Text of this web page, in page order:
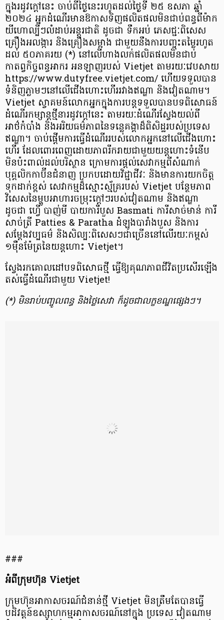
​ក្នុង​រដូវក្តៅ​​នេះ ចាប់ពី​ថ្ងៃនេះ​រហូតដល់​ថ្ងៃទី ២៥ ឧសភា ឆ្នាំ
២០២៤ អ្នកដំណើរ​មានឱកាស​ទិញ​ផលិត​ផលមិន​ជាប់​​ពន្ធ​ពី​ម៉ាក
យីហោ​​ល្បីៗ​លំដាប់​អន្តរជាតិ ​ដូចជា ទឹកអប់ ភេសជ្ជៈ​ពិសេស
គ្រឿងអលង្ការ និង​គ្រឿងសម្អាង ជាមួយនឹង​ការបញ្ចុះ​តម្លៃ​រហូត
ដល់ ៥០ភាគរយ (*) នៅលើ​ហាងលក់​ផលិតផល​មិន​ជាប់​
កាតព្វកិច្ច​ពន្ធ​អាករ អន​ឡាញរ​បស់ Vietjet​ ​តាម​រយៈ​វេបសាយ​
https://www.dutyfree.vietjet.com/ ហើយ​ទទួលបាន​
ទំនិញ​ភ្លាមៗ​នៅលើ​ជើងហោះហើរ​រវាង​ឥណ្ឌា និង​វៀតណាម​។​
Vietjet ស្វាគមន៍លោក​​អ្នក​ក្នុង​ការបន្តទទួលបាន​បទពិសោធន៍
ដំណើរកម្សាន្តថ្មីនា​រដូវក្តៅនេះ​ តាម​រយៈ​ដំណើរ​​ស្វែងយល់​ពី​
អាថ៌កំបាំង និង​អរិយធម៌ភាព​នៃ​ទន្លេ​​គង្គា​ដ៏ពិសិដ្ឋរបស់​​ប្រទេស​
ឥណ្ឌា​​​។ ចាប់ផ្តើម​ការធ្វើដំណើរ​របស់លោក​​អ្នក​នៅលើ​ជើងហោះ​
ហើរ ​ដែល​ពោរពេញ​ដោយ​ភាព​រីករាយ​ជាមួយ​​យន្តហោះ​ទំនើប ​​
មិន​ប៉ះពាល់​ដល់​បរិស្ថាន ក្រោម​ការ​ផ្ដល់​សេវាកម្ម​ពី​សំណាក់​​​
បុគ្គលិក​កាប៊ីន​ជំនាញ ប្រកប​ដោយ​​វិជ្ជាជីវៈ និង​មានការ​យកចិត្ត
ទុកដាក់ខ្ពស់​​ សេវាកម្ម​ដ៏​ស្មោះស្ម័គ្រ​របស់ Vietjet បន្ថែម​ភាព​
វិសេស​​នៃ​ម្ហូប​អាហារ​ចម្រុះ​ក្ដៅៗ​របស់​វៀតណាម និង​ឥណ្ឌា ​
ដូចជា ហ្វើ បាញ់មី​ បាយការី​​បួស Basmati ការីសាច់​មាន់​ ការី​
សាច់​ត្រី Patties & Paratha ដំឡូង​បារាំង​បួស និង​ការ
សម្តែង​វប្បធម៌ និង​សិល្បៈ​ពិសេសៗ​ជាច្រើន​នៅលើរយៈ​កម្ពស់​
១ម៉ឺន​ម៉ែត្រ​នៃ​​យន្ដហោះ​​ Vietjet​។​
ស្វែង​រក​គោលដៅ​បទពិសោធ​ថ្មី ធ្វើ​ឱ្យ​​គុណភាព​ជីវិតប្រសើរឡើង​
តស់​ធ្វើ​ដំណើរ​ជាមួយ Vietjet!
(*) មិន​រាប់បញ្ចូល​ពន្ធ និង​ថ្លៃ​សេវា​ ក៏ដូចជា​លក្ខខណ្ឌ​ផ្សេងៗ​។​
###
អំពីក្រុមហ៊ុន Vietjet
ក្រុមហ៊ុនអាកាសចរណ៍ជំនាន់ថ្មី Vietjet មិនត្រឹមតែបានធ្វើ
បដិវត្តន៍ឧស្សាហកម្មអាកាសចរណ៍នៅក្នុង ប្រទេស វៀតណាម